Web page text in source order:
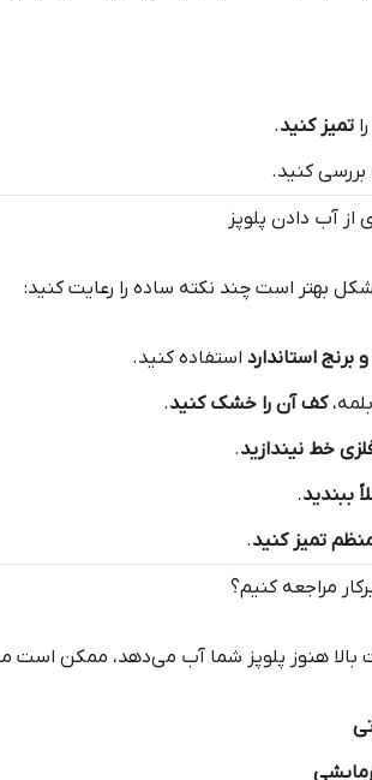
تمیز کنید.
بررسی کنید.
از آب دادن پلوپز
بهتر است چند نکته ساده را رعایت کنید:
برنج استاندارد استفاده کنید.
کف آن را خشک کنید.
خط نیندازید.
ببندید.
تمیز کنید.
مراجعه کنیم؟
بالا هنوز پلوپز شما آب می‌دهد، ممکن است